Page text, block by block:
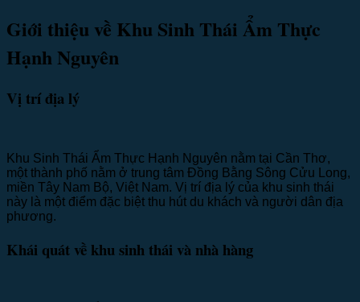
Giới thiệu về Khu Sinh Thái Ẩm Thực
Hạnh Nguyên
Vị trí địa lý
Khu Sinh Thái Ẩm Thực Hạnh Nguyên nằm tại Cần Thơ,
một thành phố nằm ở trung tâm Đồng Bằng Sông Cửu Long,
miền Tây Nam Bộ, Việt Nam. Vị trí địa lý của khu sinh thái
này là một điểm đặc biệt thu hút du khách và người dân địa
phương.
Khái quát về khu sinh thái và nhà hàng